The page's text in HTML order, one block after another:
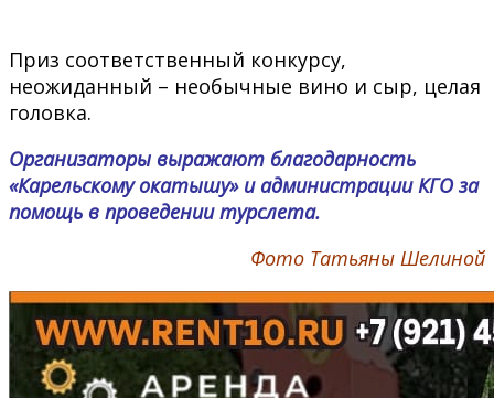
Приз соответственный конкурсу,
неожиданный – необычные вино и сыр, целая
головка.
Организаторы выражают благодарность
«Карельскому окатышу» и администрации КГО за
помощь в проведении турслета.
Фото Татьяны Шелиной